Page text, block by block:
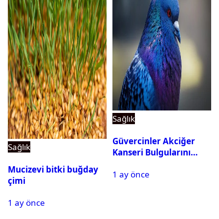
Sağlık
Mucizevi bitki buğday
çimi
1 ay önce
Sağlık
Güvercinler Akciğer
Kanseri Bulgularını
1 ay önce